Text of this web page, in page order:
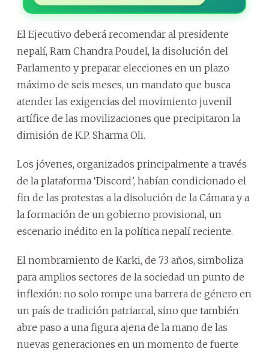
El Ejecutivo deberá recomendar al presidente
nepalí, Ram Chandra Poudel, la disolución del
Parlamento y preparar elecciones en un plazo
máximo de seis meses, un mandato que busca
atender las exigencias del movimiento juvenil
artífice de las movilizaciones que precipitaron la
dimisión de K.P. Sharma Oli.
Los jóvenes, organizados principalmente a través
de la plataforma ‘Discord’, habían condicionado el
fin de las protestas a la disolución de la Cámara y a
la formación de un gobierno provisional, un
escenario inédito en la política nepalí reciente.
El nombramiento de Karki, de 73 años, simboliza
para amplios sectores de la sociedad un punto de
inflexión: no solo rompe una barrera de género en
un país de tradición patriarcal, sino que también
abre paso a una figura ajena de la mano de las
nuevas generaciones en un momento de fuerte